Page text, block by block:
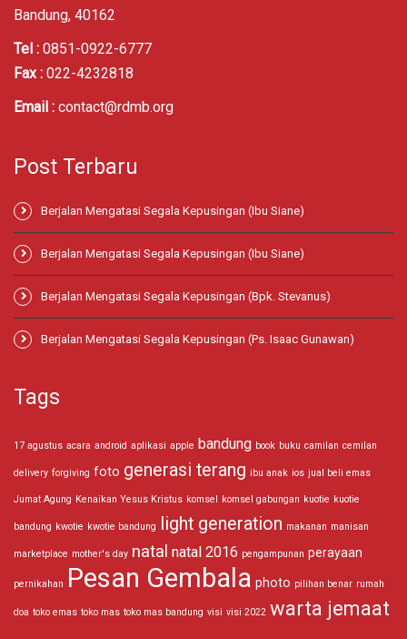
Bandung, 40162
Tel : 0851-0922-6777
Fax : 022-4232818
Email : contact@rdmb.org
Post Terbaru
Berjalan Mengatasi Segala Kepusingan (Ibu Siane)
Berjalan Mengatasi Segala Kepusingan (Ibu Siane)
Berjalan Mengatasi Segala Kepusingan (Bpk. Stevanus)
Berjalan Mengatasi Segala Kepusingan (Ps. Isaac Gunawan)
Tags
17 agustus acara android aplikasi apple bandung book buku camilan cemilan
delivery forgiving foto generasi terang ibu anak ios jual beli emas
Jumat Agung Kenaikan Yesus Kristus komsel komsel gabungan kuotie kuotie
bandung kwotie kwotie bandung light generation makanan manisan
marketplace mother's day natal natal 2016 pengampunan perayaan
pernikahan Pesan Gembala photo pilihan benar rumah
doa toko emas toko mas toko mas bandung visi visi 2022 warta jemaat